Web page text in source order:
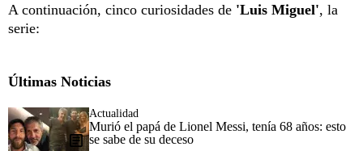
A continuación, cinco curiosidades de 'Luis Miguel', la
serie:
Últimas Noticias
Actualidad
Murió el papá de Lionel Messi, tenía 68 años: esto
se sabe de su deceso